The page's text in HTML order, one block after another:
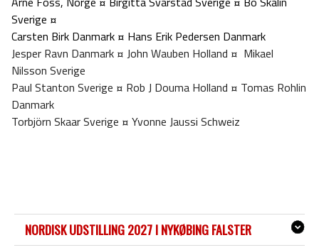
Sverige ¤
Carsten Birk Danmark ¤ Hans Erik Pedersen Danmark
Jesper Ravn Danmark ¤ John Wauben Holland ¤ Mikael
Nilsson Sverige
Paul Stanton Sverige ¤ Rob J Douma Holland ¤ Tomas Rohlin
Danmark
Torbjörn Skaar Sverige ¤ Yvonne Jaussi Schweiz
NORDISK UDSTILLING 2027 I NYKØBING FALSTER